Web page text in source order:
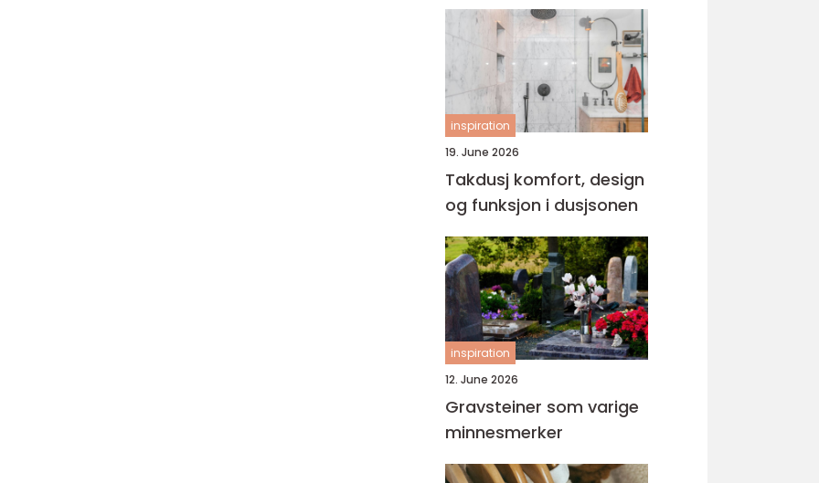
inspiration
19. June 2026
Takdusj komfort, design
og funksjon i dusjsonen
inspiration
12. June 2026
Gravsteiner som varige
minnesmerker